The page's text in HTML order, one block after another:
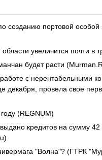
созданию портовой особой
увеличится почти в
будет расти
с нерентабельными
декабря, провела свое
(REGNUM)
кредитов на сумму
"Волна"? (ГТРК